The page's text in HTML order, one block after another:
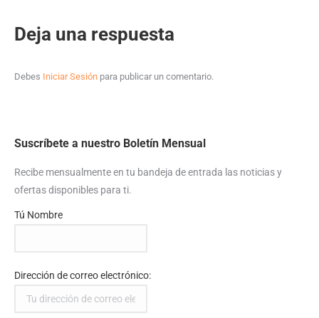
Deja una respuesta
Debes Iniciar Sesión para publicar un comentario.
Suscríbete a nuestro Boletín Mensual
Recibe mensualmente en tu bandeja de entrada las noticias y
ofertas disponibles para ti.
Tú Nombre
Dirección de correo electrónico: